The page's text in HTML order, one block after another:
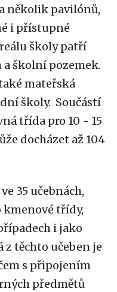
několik pavilónů,
i přístupné
školy patří
školní pozemek.
mateřská
školy. Součástí
třída pro 10 - 15
docházet až 104
35 učebnách,
kmenové třídy,
i jako
z těchto učeben je
s připojením
předmětů